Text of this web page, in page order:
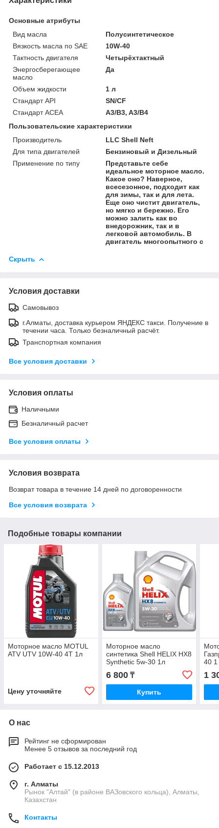
Основные атрибуты
Вид масла
Полусинтетическое
Вязкость масла по SAE
10W-40
Тактность двигателя
Четырёхтактный
Энергосберегающее
масло
Да
Объем жидкости
1 л
Стандарт API
SN/CF
Стандарт ACEA
A3/B3, A3/B4
Пользовательские характеристики
Производитель
LLC Shell Neft
Для типа двигателей
Бензиновый и Дизельный
Применение по типу
Представьте себе
идеальное моторное масло.
Какое оно? Наверное,
всесезонное, подходит как
для зимы, так и для лета.
Еще оно чистит двигатель,
но мягко и бережно. Его
можно залить как во
внедорожник, так и в
легковой автомобиль. В
двигатель многоопытного с
Скрыть
Условия доставки
Самовывоз
г.Алматы, доставка курьером ЯНДЕКС такси. Получение в
течении часа. Только безналичный расчёт.
Транспортная компания
Все условия доставки
Условия оплаты
Наличными
Безналичный расчет
Все условия оплаты
Условия возврата
Возврат товара в течение 14 дней по договоренности
Все условия возврата
Подобные товары компании
Моторное масло MOTUL
ATV UTV 10W-40 4T 1л
Цену уточняйте
Моторное масло
синтетика Shell HELIX HX8
Synthetic 5w-30 1л
6 800₸
Купить
40 1
1
О нас
Рейтинг не сформирован
Менее 5 отзывов за последний год
Работает с 15.12.2013
г. Алматы
Рынок "Алтай" (в районе ВАЗовского кольца), Алматы,
Казахстан
Контакты